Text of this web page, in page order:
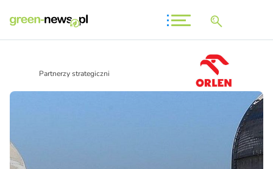
Partnerzy strategiczni